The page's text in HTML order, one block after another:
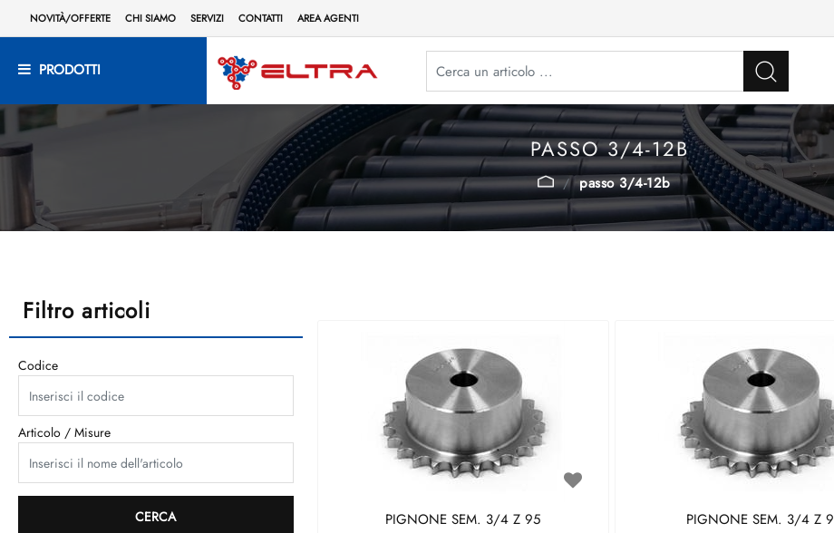
NOVITÀ/OFFERTE CHI SIAMO SERVIZI CONTATTI AREA AGENTI
PRODOTTI
PASSO 3/4-12B
passo 3/4-12b
Filtro articoli
Codice
Articolo / Misure
PIGNONE SEM. 3/4 Z 95 PIGNONE SEM. 3/4 Z 9